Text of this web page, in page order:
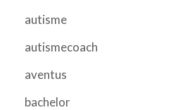
autisme
autismecoach
aventus
bachelor